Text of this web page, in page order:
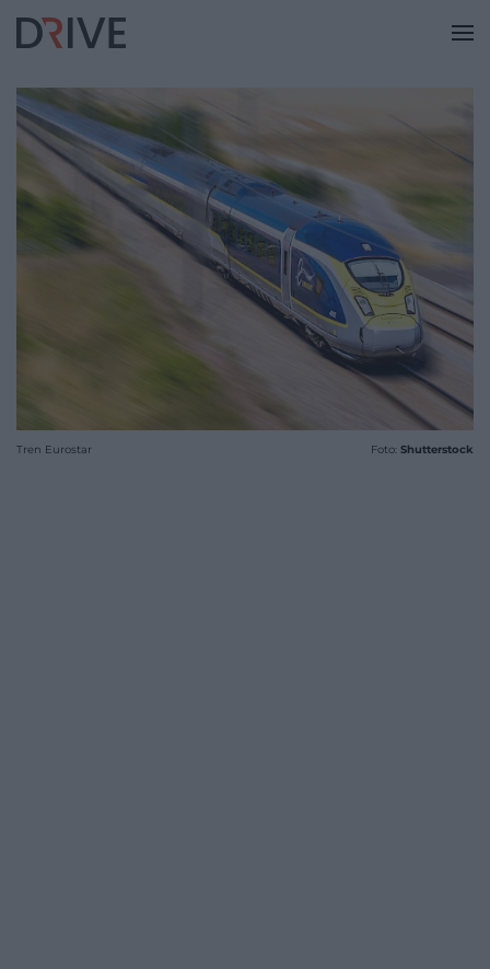
Tren Eurostar Foto: Shutterstock